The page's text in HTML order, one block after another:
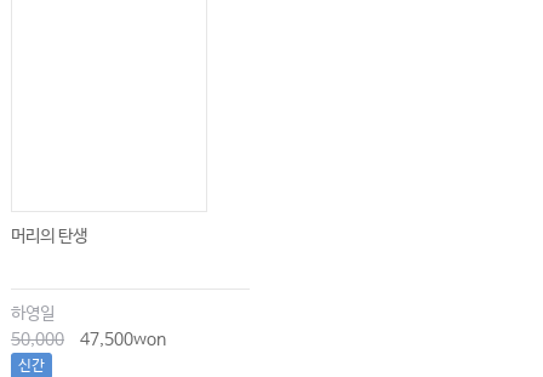
머리의 탄생
하영일
50,000
47,500won
신간